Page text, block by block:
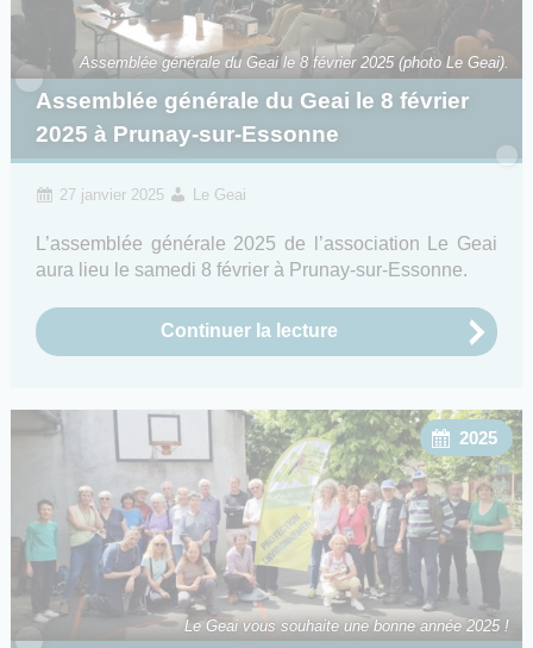
Assemblée générale du Geai le 8 février 2025 (photo Le Geai).
Assemblée générale du Geai le 8 février
2025 à Prunay-sur-Essonne
27 janvier 2025 Le Geai
L’assemblée générale 2025 de l’association Le Geai
aura lieu le samedi 8 février à Prunay-sur-Essonne.
Continuer la lecture
Le Geai vous souhaite une bonne année 2025 !
2025